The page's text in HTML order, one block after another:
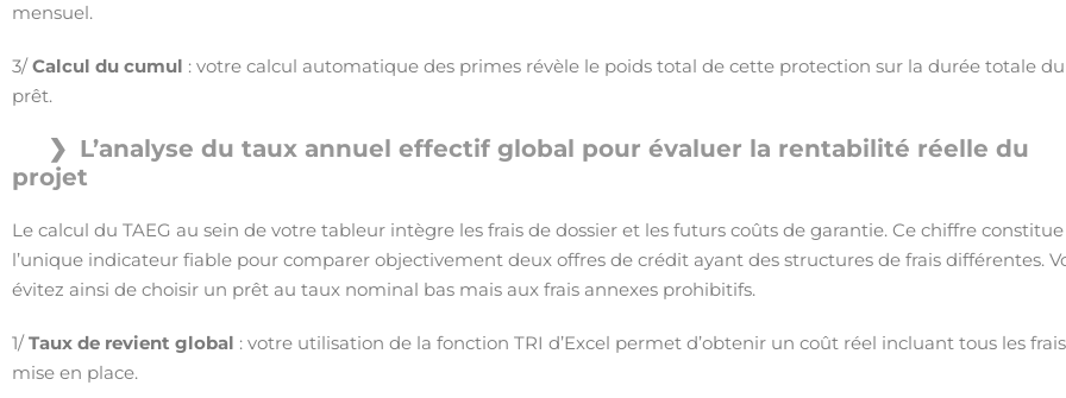
mensuel.
3/Calcul du cumul : votre calcul automatique des primes révèle le poids total de cette protection sur la durée totale du
prêt.
L’analyse du taux annuel effectif global pour évaluer la rentabilité réelle du
projet
Le calcul du TAEG au sein de votre tableur intègre les frais de dossier et les futurs coûts de garantie. Ce chiffre constitue
l’unique indicateur fiable pour comparer objectivement deux offres de crédit ayant des structures de frais différentes.
évitez ainsi de choisir un prêt au taux nominal bas mais aux frais annexes prohibitifs.
1/Taux de revient global : votre utilisation de la fonction TRI d’Excel permet d’obtenir un coût réel incluant tous les
mise en place.